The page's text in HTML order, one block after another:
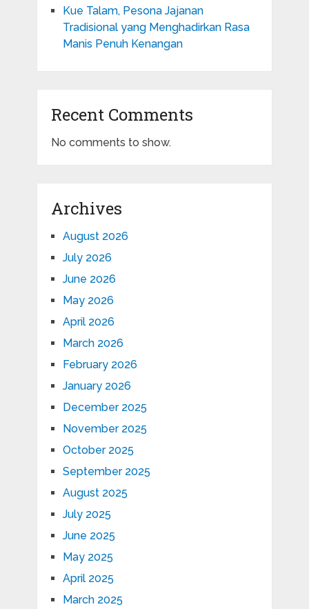
Kue Talam, Pesona Jajanan
Tradisional yang Menghadirkan Rasa
Manis Penuh Kenangan
Recent Comments
No comments to show.
Archives
August 2026
July 2026
June 2026
May 2026
April 2026
March 2026
February 2026
January 2026
December 2025
November 2025
October 2025
September 2025
August 2025
July 2025
June 2025
May 2025
April 2025
March 2025